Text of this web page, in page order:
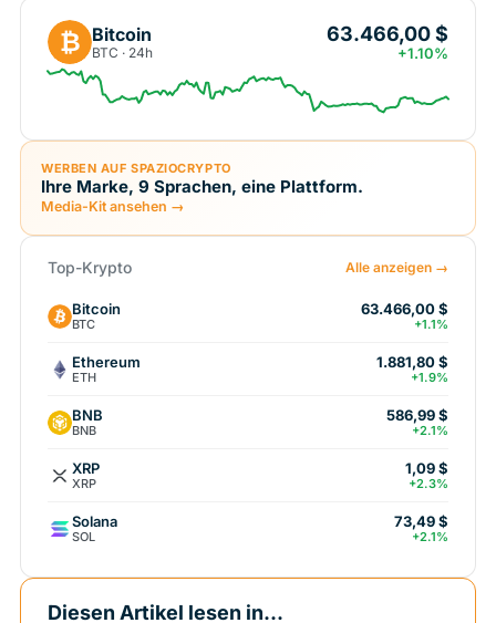
₿ Bitcoin
BTC · 24h
63.466,00 $
+1.10%
WERBEN AUF SPAZIOCRYPTO
Ihre Marke, 9 Sprachen, eine Plattform.
Media-Kit ansehen →
Top-Krypto Alle anzeigen →
Bitcoin
BTC
63.466,00 $
+1.1%
Ethereum
ETH
1.881,80 $
+1.9%
BNB
BNB
586,99 $
+2.1%
XRP
XRP
1,09 $
+2.3%
Solana
SOL
73,49 $
+2.1%
Diesen Artikel lesen in...